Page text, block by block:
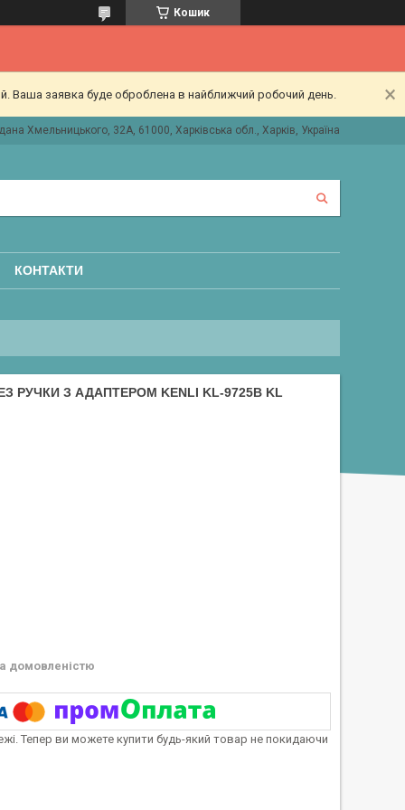
Кошик
Ваша заявка буде оброблена в найближчий робочий день.
Хмельницького, 32А, 61000, Харківська обл., Харків, Україна
КОНТАКТИ
РУЧКИ З АДАПТЕРОМ KENLI KL-9725B KL
домовленістю
Тепер ви можете купити будь-який товар не покидаючи